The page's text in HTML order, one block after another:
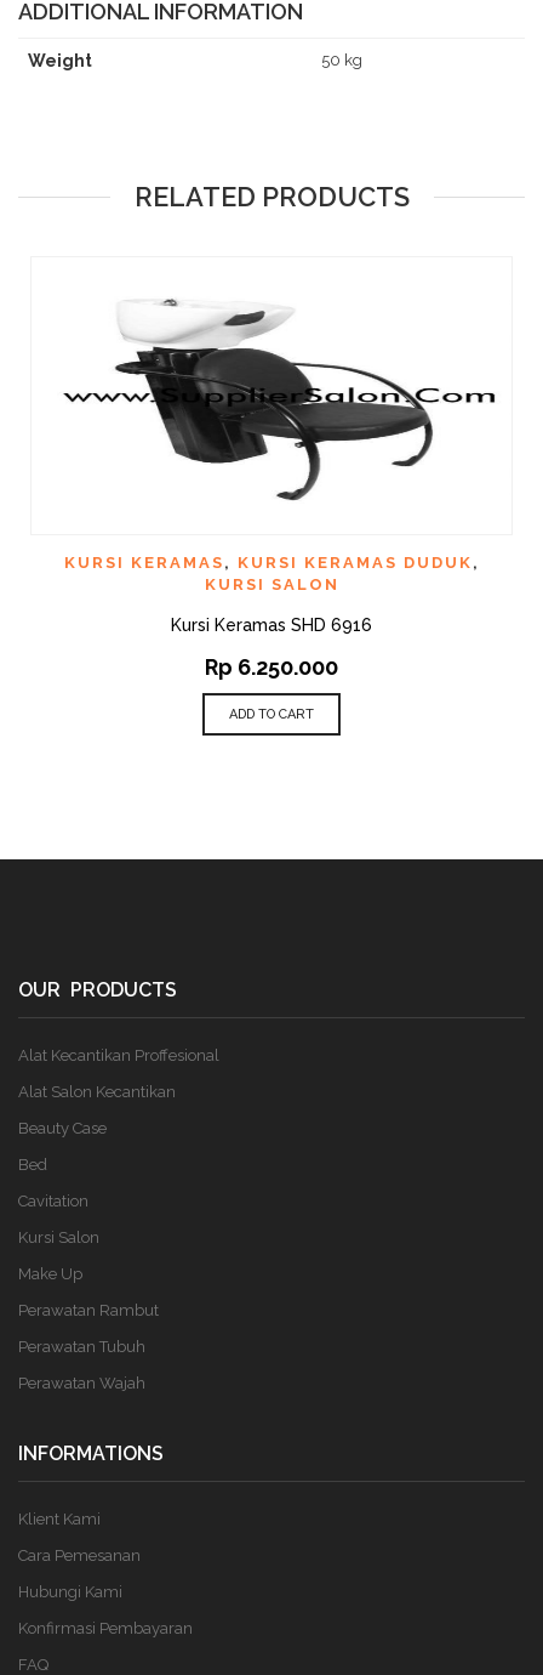
ADDITIONAL INFORMATION
Weight 50 kg
RELATED PRODUCTS
KURSI KERAMAS , KURSI KERAMAS DUDUK ,
KURSI SALON
Kursi Keramas SHD 6916
Rp 6.250.000
ADD TO CART
OUR PRODUCTS
Alat Kecantikan Proffesional
Alat Salon Kecantikan
Beauty Case
Bed
Cavitation
Kursi Salon
Make Up
Perawatan Rambut
Perawatan Tubuh
Perawatan Wajah
INFORMATIONS
Klient Kami
Cara Pemesanan
Hubungi Kami
Konfirmasi Pembayaran
FAQ